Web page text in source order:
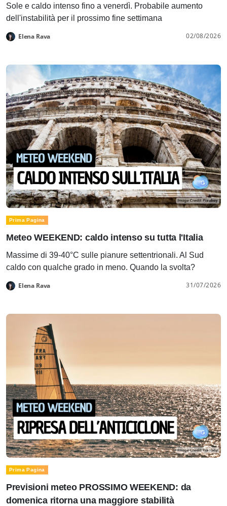
Sole e caldo intenso fino a venerdì. Probabile aumento
dell'instabilità per il prossimo fine settimana
Elena Rava 02/08/2026
Prima Pagina
Meteo WEEKEND: caldo intenso su tutta l'Italia
Massime di 39-40°C sulle pianure settentrionali. Al Sud
caldo con qualche grado in meno. Quando la svolta?
Elena Rava 31/07/2026
Prima Pagina
Previsioni meteo PROSSIMO WEEKEND: da
domenica ritorna una maggiore stabilità